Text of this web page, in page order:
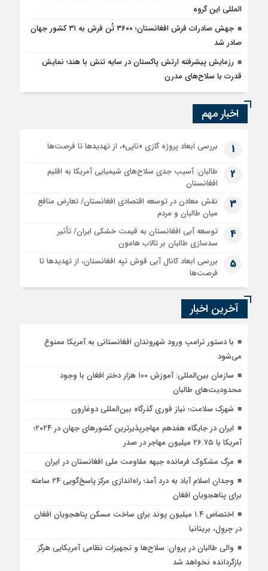
المللی این گروه
جهش صادرات فرش افغانستان؛ ۳۶۰۰ تُن فرش به ۳۱ کشور جهان
صادر شد
رزمایش پیشرفته ارتش پاکستان در سایه تنش با هند؛ نمایش
قدرت با سلاح‌های مدرن
اخبار مهم
1 بررسی ابعاد پروژه گازی «تاپی»، از تهدیدها تا فرصت‌ها
2
طالبان: آسیب جدی سلاح‌های شیمیایی آمریکا به اقلیم
افغانستان
3
نقش معادن در توسعه اقتصادی افغانستان/ تعارض منافع
میان طالبان و مردم
4
توسعه آبی افغانستان به قیمت خشکی ایران/ تأثیر
سدسازی طالبان بر تالاب هامون
5
بررسی ابعاد کانال آبی قوش تپه افغانستان، از تهدیدها تا
فرصت‌ها
آخرین اخبار
با دستور ترامپ ورود شهروندان افغانستانی به آمریکا ممنوع
می‌شود
سازمان بین‌المللی: آموزش ۱۰۰ هزار دختر افغان با وجود
محدودیت‌های طالبان
شهرک سلامت؛ نیاز فوری گذرگاه بین‌المللی دوغارون
ایران در جایگاه هفدهم مهاجرپذیرترین کشورهای جهان در ۲۰۲۴؛
آمریکا با ۲۶.۷۵ میلیون مهاجر در صدر
مرگ مشکوک فرمانده جبهه مقاومت ملی افغانستان در ایران
وجدان اسلام آباد به درد آمد؛ راه‌اندازی مرکز پاسخ‌گویی ۲۴ ساعته
برای پناهجویان افغان
اختصاص ۱.۴ میلیون پوند برای ساخت مسکن پناهجویان افغان
در چروِل، بریتانیا
والی طالبان در پروان: سلاح‌ها و تجهیزات نظامی آمریکایی هرگز
بازگردانده نخواهد شد